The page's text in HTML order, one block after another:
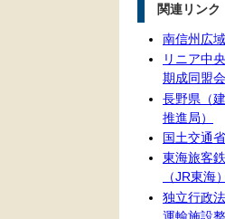
関連リンク
南信州広
リニア中
期成同盟会
長野県（
推進局）
国土交通
東海旅客
（JR東海）
独立行政